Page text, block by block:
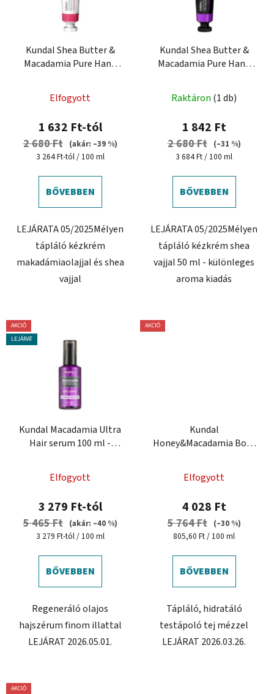
Kundal Shea Butter &
Macadamia Pure Hand
kézkrém
Elfogyott
1 632 Ft-tól
2 680 Ft
(akár: –39 %)
Egységár:
3 264 Ft-tól / 100 ml
BŐVEBBEN
LEJÁRATA 05/2025Mélyen
tápláló kézkrém
makadámiaolajjal és shea
vajjal
Kundal Shea Butter &
Macadamia Pure Hand
ml - tápláló kézkrém
Raktáron (1 db)
1 842 Ft
2 680 Ft
(–31 %)
Egységár:
3 684 Ft / 100 ml
BŐVEBBEN
LEJÁRATA 05/2025Mélyen
tápláló kézkrém shea
vajjal 50 ml - különleges
aroma kiadás
AKCIÓ
LEJÁRAT
Kundal Macadamia Ultra
Hair serum 100 ml -
Elfogyott
3 279 Ft-tól
5 465 Ft
(akár: –40 %)
Egységár:
3 279 Ft-tól / 100 ml
BŐVEBBEN
Regeneráló olajos
hajszérum finom illattal
LEJÁRAT 2026.05.01.
AKCIÓ
Kundal
Honey&Macadamia Body
Elfogyott
4 028 Ft
5 764 Ft
(–30 %)
Egységár:
805,60 Ft / 100 ml
BŐVEBBEN
Tápláló, hidratáló
testápoló tej mézzel
LEJÁRAT 2026.03.26.
AKCIÓ